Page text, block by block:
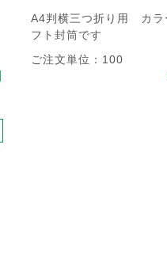
A4判横三つ折り用 カラ
フト封筒です
ご注文単位：100